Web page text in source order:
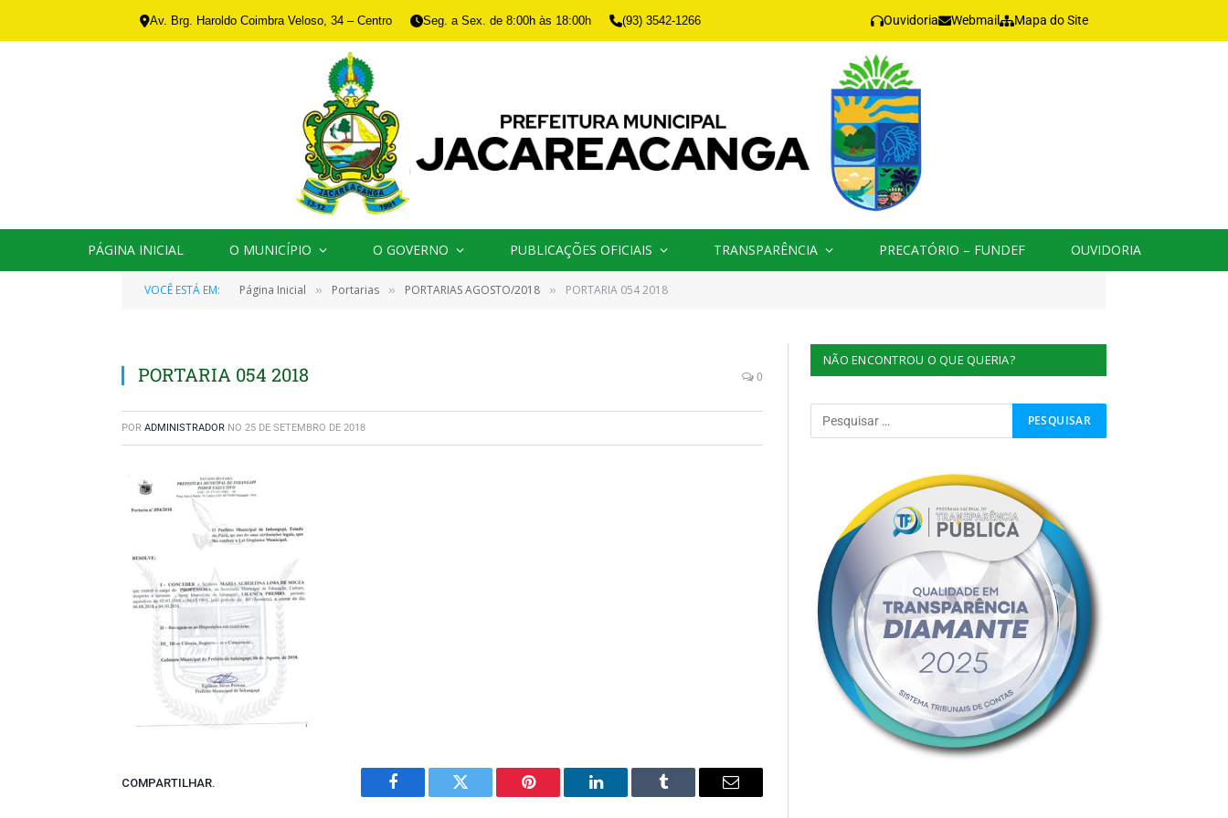
Av. Brg. Haroldo Coimbra Veloso, 34 – Centro Seg. a Sex. de 8:00h às 18:00h (93) 3542-1266 Ouvidoria Webmail Mapa do Site
PÁGINA INICIAL O MUNICÍPIO O GOVERNO PUBLICAÇÕES OFICIAIS TRANSPARÊNCIA PRECATÓRIO – FUNDEF OUVIDORIA
VOCÊ ESTÁ EM: Página Inicial » Portarias » PORTARIAS AGOSTO/2018 » PORTARIA 054 2018
PORTARIA 054 2018 0
POR ADMINISTRADOR NO 25 DE SETEMBRO DE 2018
COMPARTILHAR.
Facebook Twitter Pinterest
O
Tumblr
E-
NÃO ENCONTROU O QUE QUERIA?